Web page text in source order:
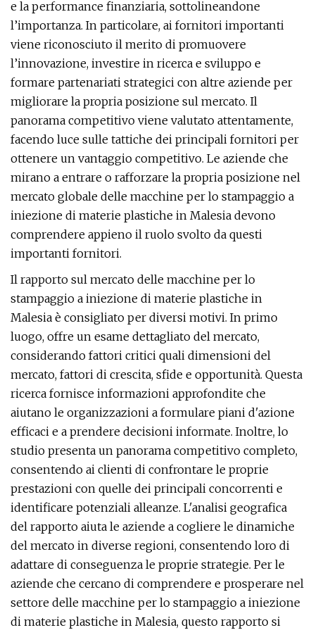
e la performance finanziaria, sottolineandone
l’importanza. In particolare, ai fornitori importanti
viene riconosciuto il merito di promuovere
l’innovazione, investire in ricerca e sviluppo e
formare partenariati strategici con altre aziende per
migliorare la propria posizione sul mercato. Il
panorama competitivo viene valutato attentamente,
facendo luce sulle tattiche dei principali fornitori per
ottenere un vantaggio competitivo. Le aziende che
mirano a entrare o rafforzare la propria posizione nel
mercato globale delle macchine per lo stampaggio a
iniezione di materie plastiche in Malesia devono
comprendere appieno il ruolo svolto da questi
importanti fornitori.
Il rapporto sul mercato delle macchine per lo
stampaggio a iniezione di materie plastiche in
Malesia è consigliato per diversi motivi. In primo
luogo, offre un esame dettagliato del mercato,
considerando fattori critici quali dimensioni del
mercato, fattori di crescita, sfide e opportunità. Questa
ricerca fornisce informazioni approfondite che
aiutano le organizzazioni a formulare piani d'azione
efficaci e a prendere decisioni informate. Inoltre, lo
studio presenta un panorama competitivo completo,
consentendo ai clienti di confrontare le proprie
prestazioni con quelle dei principali concorrenti e
identificare potenziali alleanze. L'analisi geografica
del rapporto aiuta le aziende a cogliere le dinamiche
del mercato in diverse regioni, consentendo loro di
adattare di conseguenza le proprie strategie. Per le
aziende che cercano di comprendere e prosperare nel
settore delle macchine per lo stampaggio a iniezione
di materie plastiche in Malesia, questo rapporto si